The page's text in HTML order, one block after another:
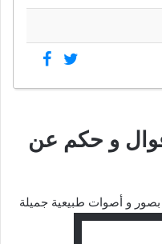
: أفضل 10 أقوال و حكم عن
و أصوات طبيعية جميلة